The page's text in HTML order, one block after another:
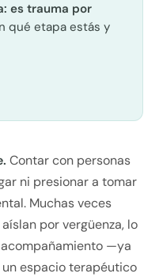
es trauma por
qué etapa estás y
Contar con personas
ni presionar a tomar
Muchas veces
por vergüenza, lo
—ya
espacio terapéutico